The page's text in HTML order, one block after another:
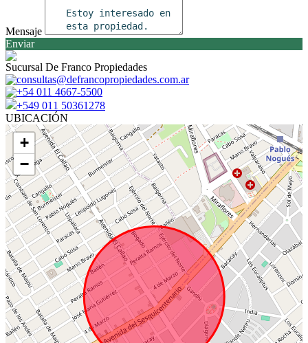
Mensaje
Enviar
Sucursal De Franco Propiedades
consultas@defrancopropiedades.com.ar
+54 011 4667-5500
+549 011 50361278
UBICACIÓN
+
−